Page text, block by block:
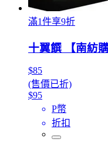
滿1件享9折
十翼饌 【南紡
$85
(售價已折)
$95
P幣
折扣